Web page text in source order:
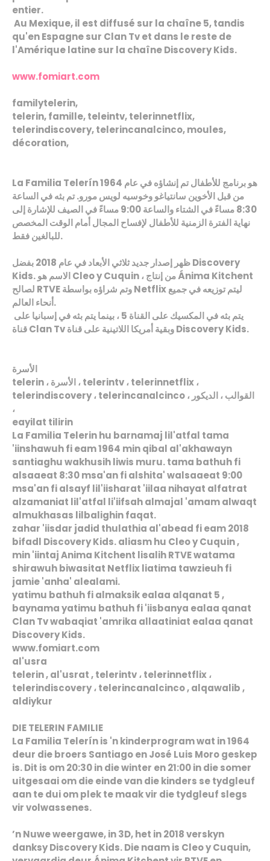
entier.
Au Mexique, il est diffusé sur la chaîne 5, tandis
qu'en Espagne sur Clan Tv et dans le reste de
l'Amérique latine sur la chaîne Discovery Kids.
www.fomiart.com
familytelerin,
telerin, famille, teleintv, telerinnetflix,
telerindiscovery, telerincanalcinco, moules,
décoration,
La Familia Telerín هو برنامج للأطفال تم إنشاؤه في عام 1964
من قبل الأخوين سانتياغو وخوسيه لويس مورو. تم بثه في الساعة
8:30 مساءً في الشتاء والساعة 9:00 مساءً في الصيف للإشارة إلى
نهاية الفترة الزمنية للأطفال لإفساح المجال أمام الوقت المخصص
للبالغين فقط.
ظهر إصدار جديد ثلاثي الأبعاد في عام 2018 بفضل Discovery
Kids. الاسم هو Cleo y Cuquin ، من إنتاج Ánima Kitchent
لصالح RTVE وتم شراؤه بواسطة Netflix ليتم توزيعه في جميع
أنحاء العالم.
قناة Clan Tv وبقية أمريكا اللاتينية على قناة Discovery Kids.
الأسرة
telerin ، الأسرة ، telerintv ، telerinnetflix ،
telerindiscovery ، telerincanalcinco ، القوالب ، الديكور
،
eayilat tilirin
La Familia Telerin hu barnamaj lil'atfal tama
'iinshawuh fi eam 1964 min qibal al'akhawayn
santiaghu wakhusih liwis muru. tama bathuh fi
alsaaeat 8:30 msa'an fi alshita' walsaaeat 9:00
msa'an fi alsayf lil'iisharat 'iilaa nihayat alfatrat
alzamaniat lil'atfal li'iifsah almajal 'amam alwaqt
almukhasas lilbalighin faqat.
zahar 'iisdar jadid thulathia al'abead fi eam 2018
bifadl Discovery Kids. aliasm hu Cleo y Cuquin ,
min 'iintaj Anima Kitchent lisalih RTVE watama
shirawuh biwasitat Netflix liatima tawzieuh fi
jamie 'anha' alealami.
yatimu bathuh fi almaksik ealaa alqanat 5 ,
baynama yatimu bathuh fi 'iisbanya ealaa qanat
Clan Tv wabaqiat 'amrika allaatiniat ealaa qanat
Discovery Kids.
www.fomiart.com
al'usra
telerin , al'usrat , telerintv ، telerinnetflix ،
telerindiscovery ، telerincanalcinco , alqawalib ,
aldiykur
DIE TELERIN FAMILIE
La Familia Telerín is 'n kinderprogram wat in 1964
deur die broers Santiago en José Luis Moro geskep
is. Dit is om 20:30 in die winter en 21:00 in die somer
uitgesaai om die einde van die kinders se tydgleuf
aan te dui om plek te maak vir die tydgleuf slegs
vir volwassenes.
’n Nuwe weergawe, in 3D, het in 2018 verskyn
danksy Discovery Kids. Die naam is Cleo y Cuquin,